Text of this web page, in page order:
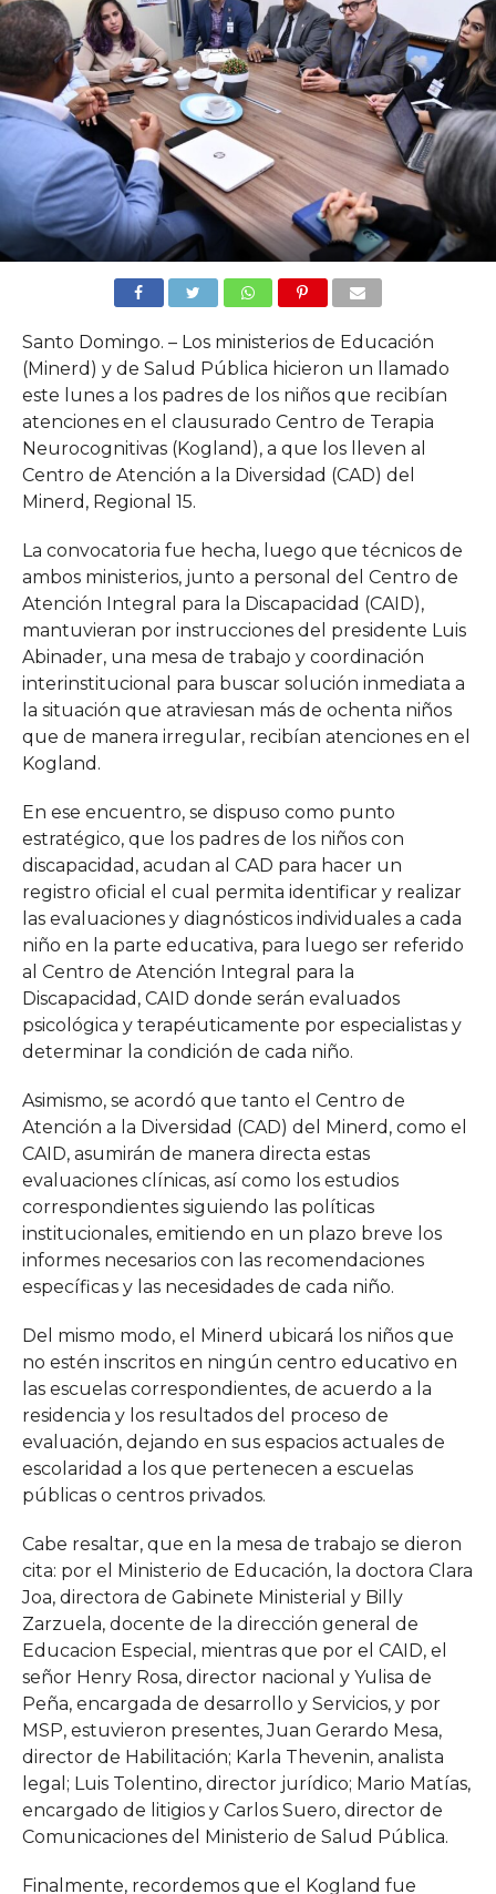
Santo Domingo. – Los ministerios de Educación
(Minerd) y de Salud Pública hicieron un llamado
este lunes a los padres de los niños que recibían
atenciones en el clausurado Centro de Terapia
Neurocognitivas (Kogland), a que los lleven al
Centro de Atención a la Diversidad (CAD) del
Minerd, Regional 15.
La convocatoria fue hecha, luego que técnicos de
ambos ministerios, junto a personal del Centro de
Atención Integral para la Discapacidad (CAID),
mantuvieran por instrucciones del presidente Luis
Abinader, una mesa de trabajo y coordinación
interinstitucional para buscar solución inmediata a
la situación que atraviesan más de ochenta niños
que de manera irregular, recibían atenciones en el
Kogland.
En ese encuentro, se dispuso como punto
estratégico, que los padres de los niños con
discapacidad, acudan al CAD para hacer un
registro oficial el cual permita identificar y realizar
las evaluaciones y diagnósticos individuales a cada
niño en la parte educativa, para luego ser referido
al Centro de Atención Integral para la
Discapacidad, CAID donde serán evaluados
psicológica y terapéuticamente por especialistas y
determinar la condición de cada niño.
Asimismo, se acordó que tanto el Centro de
Atención a la Diversidad (CAD) del Minerd, como el
CAID, asumirán de manera directa estas
evaluaciones clínicas, así como los estudios
correspondientes siguiendo las políticas
institucionales, emitiendo en un plazo breve los
informes necesarios con las recomendaciones
específicas y las necesidades de cada niño.
Del mismo modo, el Minerd ubicará los niños que
no estén inscritos en ningún centro educativo en
las escuelas correspondientes, de acuerdo a la
residencia y los resultados del proceso de
evaluación, dejando en sus espacios actuales de
escolaridad a los que pertenecen a escuelas
públicas o centros privados.
Cabe resaltar, que en la mesa de trabajo se dieron
cita: por el Ministerio de Educación, la doctora Clara
Joa, directora de Gabinete Ministerial y Billy
Zarzuela, docente de la dirección general de
Educacion Especial, mientras que por el CAID, el
señor Henry Rosa, director nacional y Yulisa de
Peña, encargada de desarrollo y Servicios, y por
MSP, estuvieron presentes, Juan Gerardo Mesa,
director de Habilitación; Karla Thevenin, analista
legal; Luis Tolentino, director jurídico; Mario Matías,
encargado de litigios y Carlos Suero, director de
Comunicaciones del Ministerio de Salud Pública.
Finalmente, recordemos que el Kogland fue